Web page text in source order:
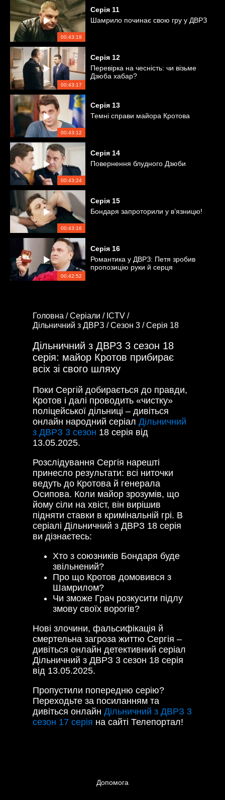
00:43:19
Серія 11
Шамрило починає свою гру у ДВРЗ
00:43:17
Серія 12
Перевірка на чесність: чи візьме
Дзюба хабар?
00:43:12
Серія 13
Темні справи майора Кротова
00:43:24
Серія 14
Повернення блудного Дзюби
00:43:16
Серія 15
Бондаря запроторили у в’язницю!
00:42:52
Серія 16
Романтика у ДВРЗ: Петя зробив
пропозицію руки й серця
Головна /Серіали / ICTV /
Дільничний з ДВРЗ /Сезон 3 /Серія 18
Дільничний з ДВРЗ 3 сезон 18
серія: майор Кротов прибирає
всіх зі свого шляху
Поки Сергій добирається до правди,
Кротов і далі проводить «чистку»
поліцейської дільниці – дивіться
онлайн народний серіал Дільничний
з ДВРЗ 3 сезон 18 серія від
13.05.2025.
Розслідування Сергія нарешті
принесло результати: всі ниточки
ведуть до Кротова й генерала
Осипова. Коли майор зрозумів, що
йому сіли на хвіст, він вирішив
підняти ставки в кримінальній грі. В
серіалі Дільничний з ДВРЗ 18 серія
ви дізнаєтесь:
Хто з союзників Бондаря буде
звільнений?
Про що Кротов домовився з
Шамрилом?
Чи зможе Грач розкусити підлу
змову своїх ворогів?
Нові злочини, фальсифікація й
смертельна загроза життю Сергія –
дивіться онлайн детективний серіал
Дільничний з ДВРЗ 3 сезон 18 серія
від 13.05.2025.
Пропустили попередню серію?
Переходьте за посиланням та
дивіться онлайн Дільничний з ДВРЗ 3
сезон 17 серія на сайті Телепортал!
Допомога